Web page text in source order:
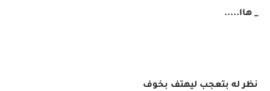
_ هاا.....
نظر له بتعجب ليهتف بخوف